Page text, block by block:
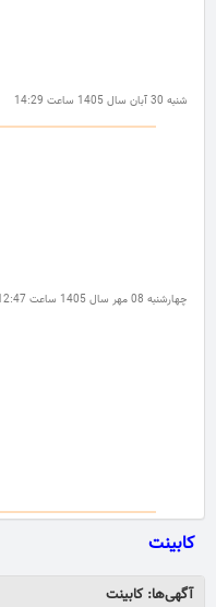
شنبه 30 آبان سال 1405 ساعت 14:29
چهارشنبه 08 مهر سال 1405 ساعت 12:47
کابینت
آگهی‌ها: کابینت